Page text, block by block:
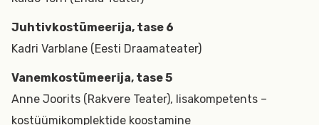
Juhtivkostümeerija, tase 6
Kadri Varblane (Eesti Draamateater)
Vanemkostümeerija, tase 5
Anne Joorits (Rakvere Teater), lisakompetents –
kostüümikomplektide koostamine